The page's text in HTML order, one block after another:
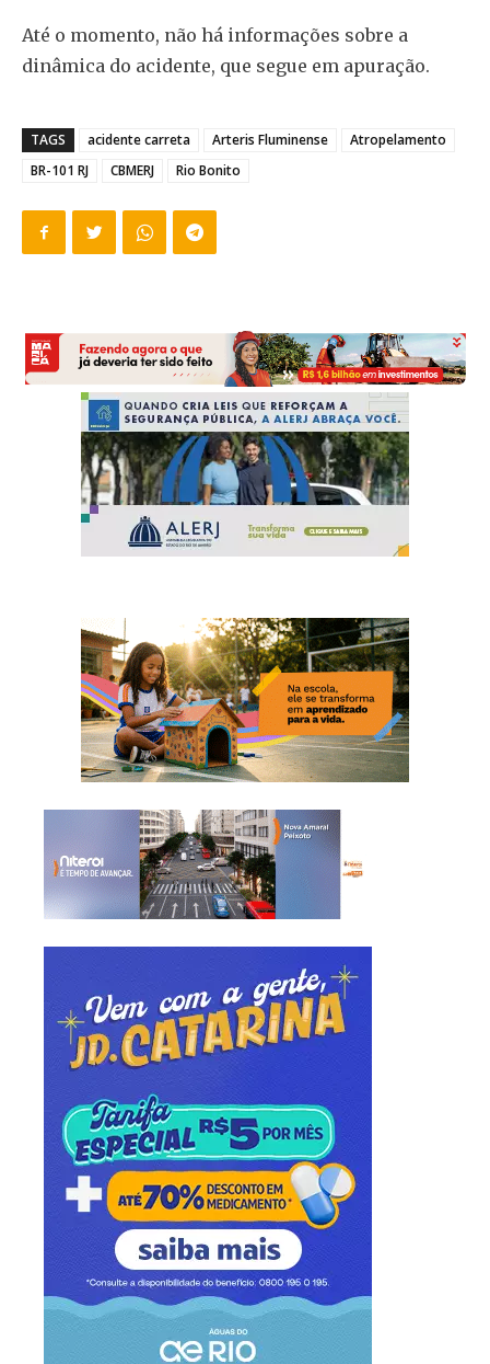
Até o momento, não há informações sobre a
dinâmica do acidente, que segue em apuração.
TAGS acidente carreta Arteris Fluminense
Atropelamento
BR-101 RJ
CBMERJ Rio Bonito